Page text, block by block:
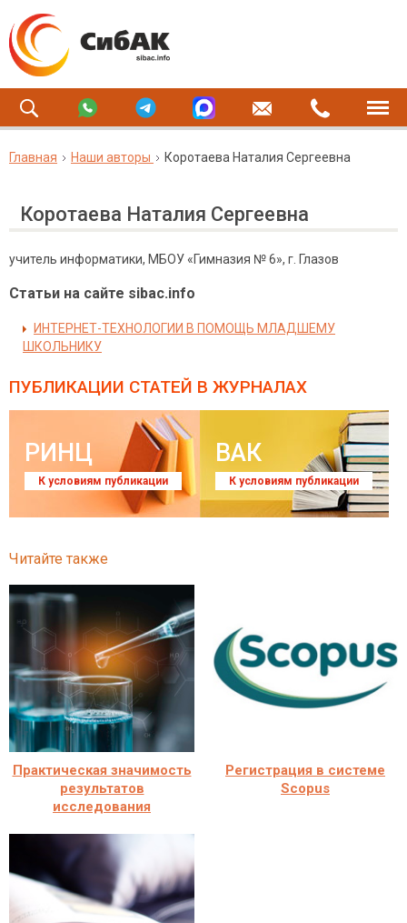
Главная Наши авторы Коротаева Наталия Сергеевна
Коротаева Наталия Сергеевна
учитель информатики, МБОУ «Гимназия № 6», г. Глазов
Статьи на сайте sibac.info
ИНТЕРНЕТ-ТЕХНОЛОГИИ В ПОМОЩЬ МЛАДШЕМУ
ШКОЛЬНИКУ
ПУБЛИКАЦИИ СТАТЕЙ В ЖУРНАЛАХ
РИНЦ
К условиям публикации
ВАК
К условиям публикации
Читайте также
Практическая значимость
результатов
исследования
Регистрация в системе
Scopus